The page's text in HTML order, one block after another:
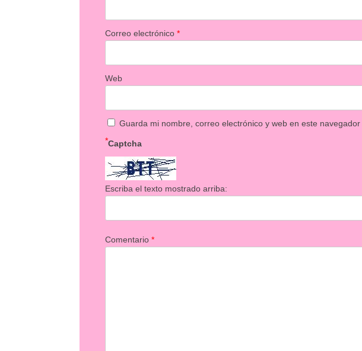
Correo electrónico*
Web
Guarda mi nombre, correo electrónico y web en este
Captcha
*
Escriba el texto mostrado arriba:
Comentario*